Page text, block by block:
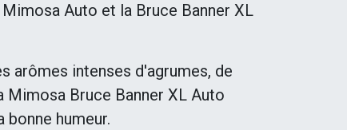
Auto et la Bruce Banner XL
arômes intenses d'agrumes, de
Bruce Banner XL Auto
humeur.